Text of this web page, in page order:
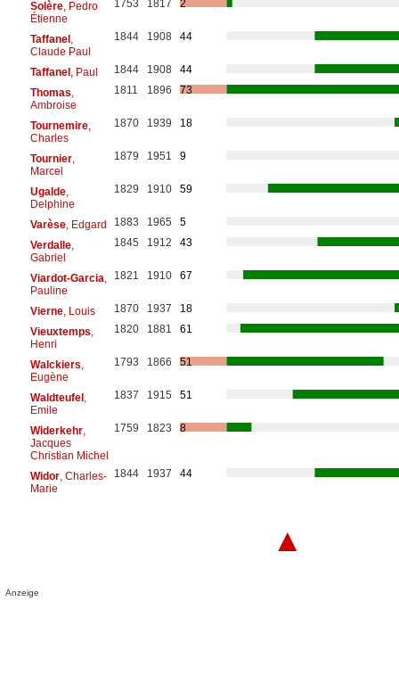
Solère, Pedro
Étienne
1753 1817 2
Taffanel,
Claude Paul
1844 1908 44
Taffanel, Paul 1844 1908
44
Thomas
Ambroise
1811 1896 73
Tournemire,
Charles
1870 1939 18
Tournier,
Marcel
1879 1951 9
Ugalde,
Delphine
1829 1910 59
Varèse, Edgard 1883 1965
5
Verdalle,
Gabriel
1845 1912 43
Viardot-Garcia
Pauline
1821 1910 67
Vierne, Louis 1870 1937
18
Vieuxtemps
Henri
1820 1881 61
Walckiers
Eugène
1793 1866 51
Waldteufel,
Emile
1837 1915 51
Widerkehr,
Jacques
Christian Michel
1759 1823 8
Widor, Charles-
Marie
1844 1937 44
▲
Anzeige